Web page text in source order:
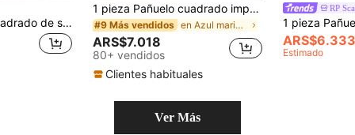
1 pieza Pañuelo cuadrado de satén ligero con estampado retro para mujer, estilo bohemio casual, pañuelo de cuello fino & pañuelo para la cabeza
1 pieza Pañuelo cuadrado impreso de 90 cm de color azul claro, pañuelo de cabeza casual, protección solar para viajes, regalo de fiesta para vestir
#9 Más vendidos en Azul marino Pañuelos y bufandas cuadradas para
ARS$7.018
80+ vendidos
Clientes habituales
RP
ARS$6.333
Estimado
Ver Más